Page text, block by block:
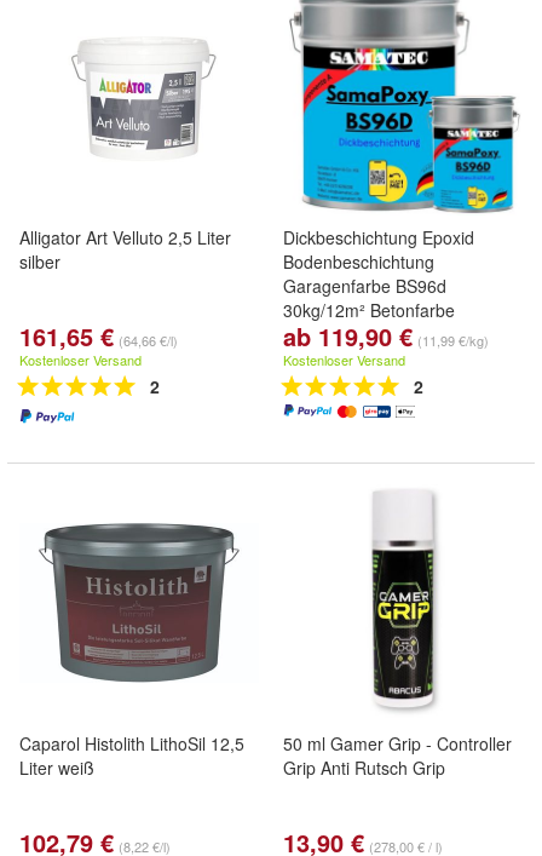
Alligator Art Velluto 2,5 Liter
silber
161,65 € (64,66 €/l)
Kostenloser Versand
2
Dickbeschichtung Epoxid
Bodenbeschichtung
Garagenfarbe BS96d
30kg/12m² Betonfarbe
Fußbodenbelag
Betonbeschichtung
Wohnbereich fugenlose Böden
Beschichtung Epoxy
ab 119,90 € (11,99 €/kg)
Kostenloser Versand
2
Caparol Histolith LithoSil 12,5
Liter weiß
102,79 € (8,22 €/l)
50 ml Gamer Grip - Controller
Grip Anti Rutsch Grip
13,90 € (278,00 € / l)